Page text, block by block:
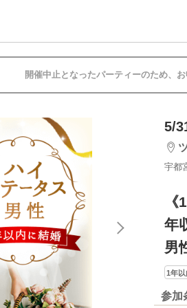
開催中止となったパーティーのため、お
5/
宇都
年
男
1年
参加